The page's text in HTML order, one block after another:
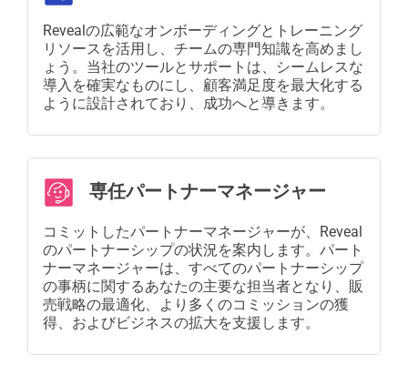
Revealの広範なオンボーディングとトレーニング
リソースを活用し、チームの専門知識を高めまし
ょう。当社のツールとサポートは、シームレスな
導入を確実なものにし、顧客満足度を最大化する
ように設計されており、成功へと導きます。
専任パートナーマネージャー
コミットしたパートナーマネージャーが、Reveal
のパートナーシップの状況を案内します。パート
ナーマネージャーは、すべてのパートナーシップ
の事柄に関するあなたの主要な担当者となり、販
売戦略の最適化、より多くのコミッションの獲
得、およびビジネスの拡大を支援します。